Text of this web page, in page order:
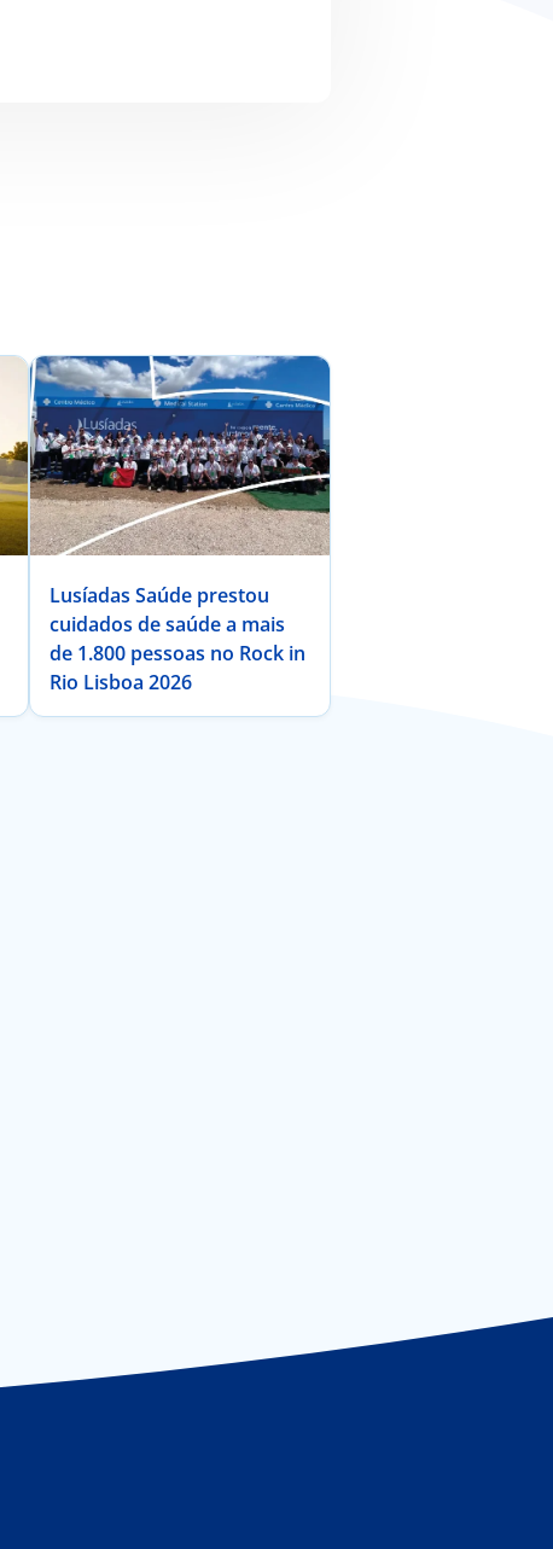
Lusíadas Saúde prestou
cuidados de saúde a mais
de 1.800 pessoas no Rock in
Rio Lisboa 2026